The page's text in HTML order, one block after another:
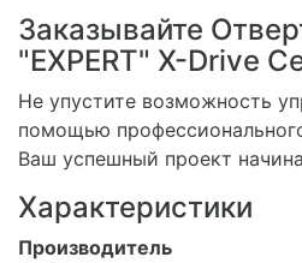
Заказывайте
"EXPERT" X-Drive
Не упустите возможность
помощью
Ваш успешный проект
Характеристики
Производитель